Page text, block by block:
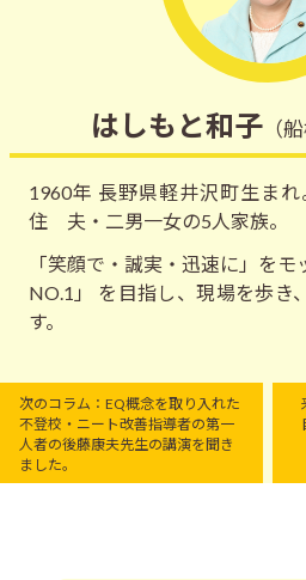
はしもと和子（船
1960年 長野県軽井沢町生ま
住 夫・二男一女の5人家族。
「笑顔で・誠実・迅速に」を
NO.1」 を目指し、現場を歩き
す。
次のコラム：EQ概念を取り入れた
不登校・ニート改善指導者の第一
人者の後藤康夫先生の講演を聞き
ました。